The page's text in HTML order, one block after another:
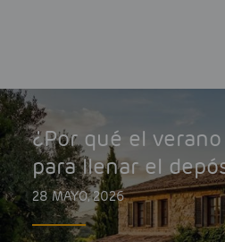
¿Por qué el
para llenar el
28 MAYO, 2026